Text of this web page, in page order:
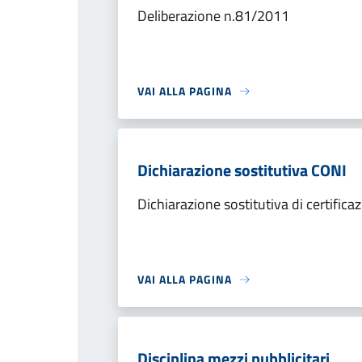
Deliberazione n.81/2011
VAI ALLA PAGINA
Dichiarazione sostitutiva CONI
Dichiarazione sostitutiva di
VAI ALLA PAGINA